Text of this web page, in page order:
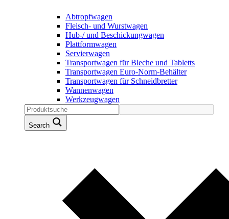
Abtropfwagen
Fleisch- und Wurstwagen
Hub-/ und Beschickungwagen
Plattformwagen
Servierwagen
Transportwagen für Bleche und Tabletts
Transportwagen Euro-Norm-Behälter
Transportwagen für Schneidbretter
Wannenwagen
Werkzeugwagen
Search